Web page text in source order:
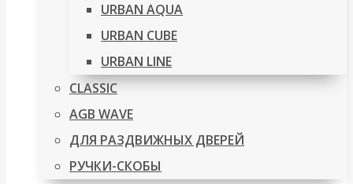
URBAN AQUA
URBAN CUBE
URBAN LINE
CLASSIC
AGB WAVE
ДЛЯ РАЗДВИЖНЫХ ДВЕРЕЙ
РУЧКИ-СКОБЫ